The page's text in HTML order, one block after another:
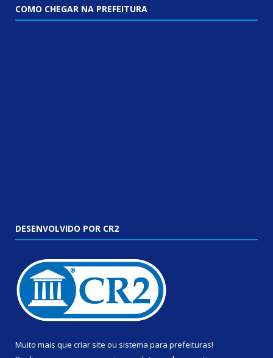
COMO CHEGAR NA PREFEITURA
DESENVOLVIDO POR CR2
Muito mais que criar site ou sistema para prefeituras!